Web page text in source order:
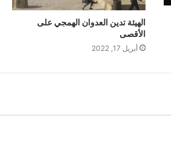
الهيئة تدين العدوان الهمجي على
الأقصى
أبريل 17, 2022